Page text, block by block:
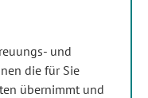
und
die für Sie
übernimmt und